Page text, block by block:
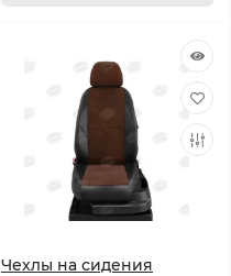
Чехлы на сидения